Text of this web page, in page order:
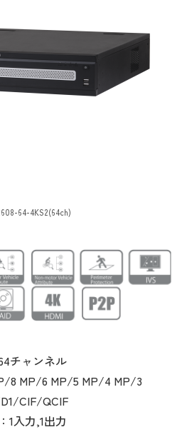
64-4KS2(64ch)
チャンネル
8 MP/6 MP/5 MP/4 MP/3
CIF/QCIF
1入力,1出力